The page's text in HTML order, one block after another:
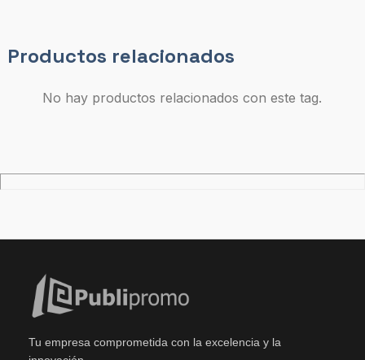
Productos relacionados
No hay productos relacionados con este tag.
Tu empresa comprometida con la excelencia y la